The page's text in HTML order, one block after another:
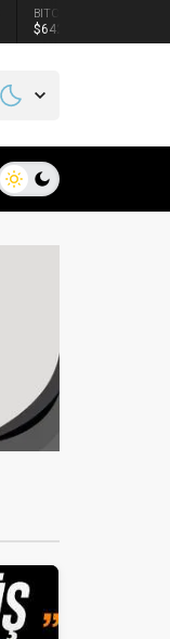
BITCOIN
$64217